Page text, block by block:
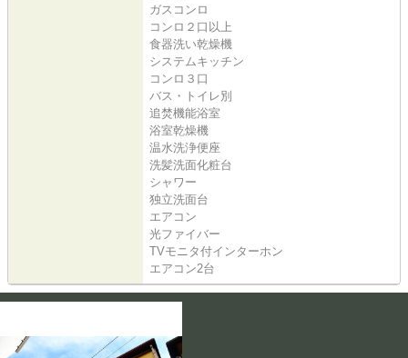
ガスコンロ
コンロ２口以上
食器洗い乾燥機
システムキッチン
コンロ３口
バス・トイレ別
追焚機能浴室
浴室乾燥機
温水洗浄便座
洗髪洗面化粧台
シャワー
独立洗面台
エアコン
光ファイバー
TVモニタ付インターホン
エアコン2台